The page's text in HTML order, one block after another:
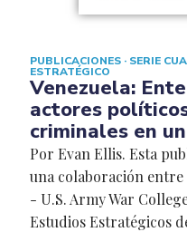
PUBLICACIONES · SERIE
ESTRATÉGICO
Venezuela:
actores
criminales en
Por Evan Ellis. Esta
una colaboración
- U.S. Army War
Estudios Estratégicos